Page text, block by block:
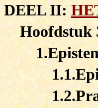
DEEL II:
Hoofdstuk